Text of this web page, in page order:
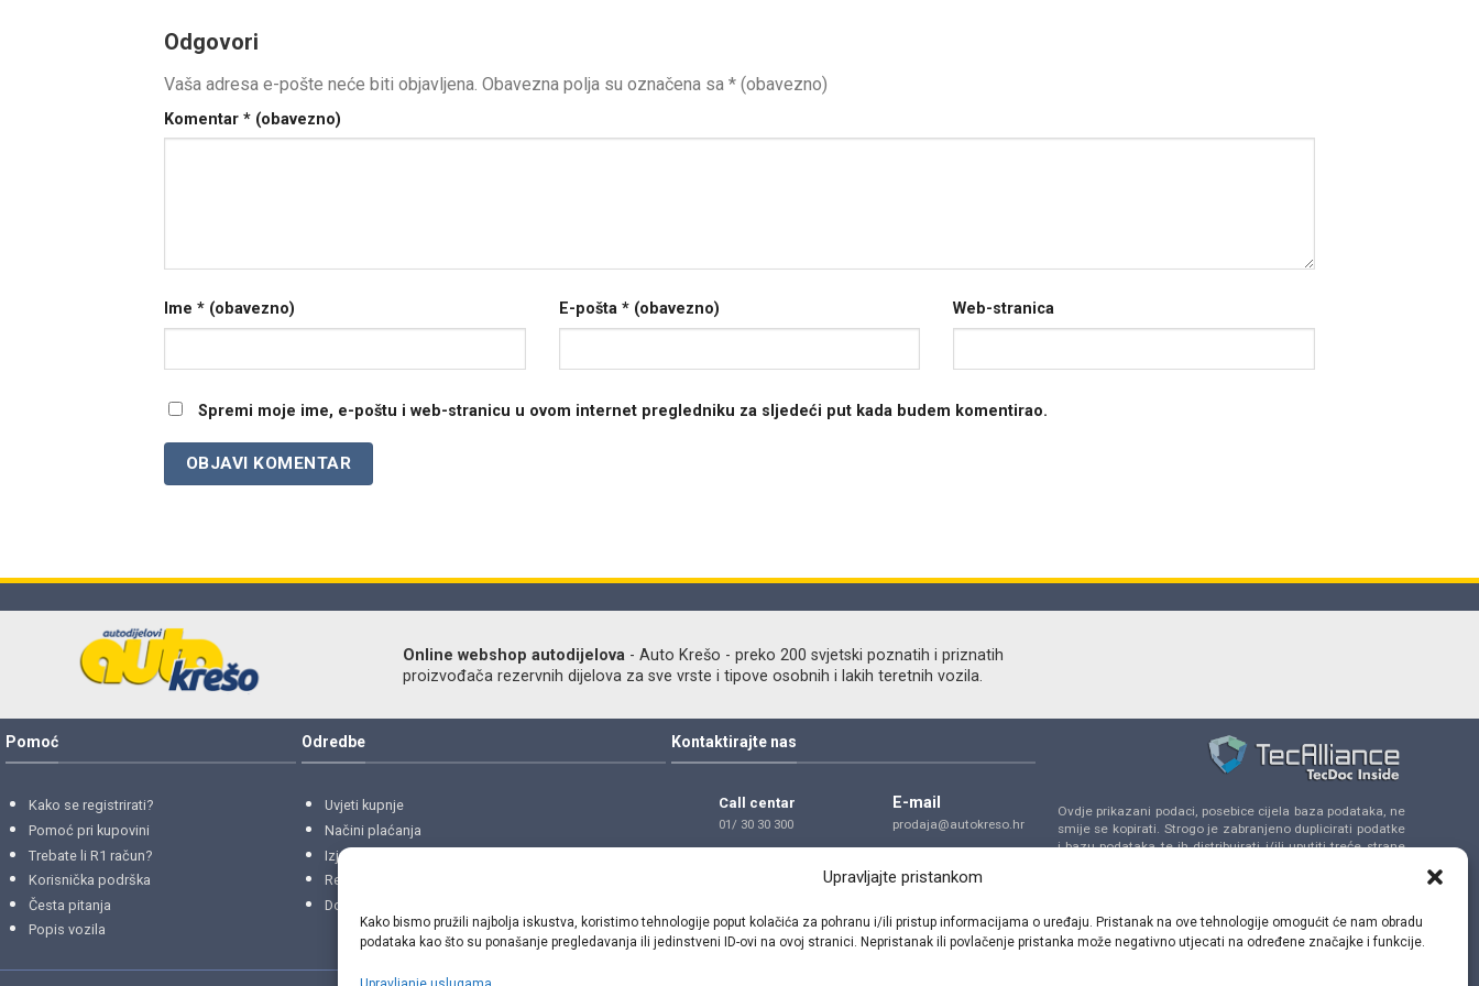
Upravljajte pristankom
Kako bismo pružili najbolja iskustva, koristimo tehnologije poput kolačića za pohranu i/ili pristup informacijama o uređaju. Pristanak na ove tehnologije omogućit će nam obradu
podataka kao što su ponašanje pregledavanja ili jedinstveni ID-ovi na ovoj stranici. Nepristanak ili povlačenje pristanka može negativno utjecati na određene značajke i funkcije.
Odgovori
Vaša adresa e-pošte neće biti objavljena. Obavezna polja su označena sa* (obavezno)
Komentar* (obavezno)
Ime* (obavezno) E-pošta * (obavezno) Web-stranica
Spremi moje ime, e-poštu i web-stranicu u ovom internet pregledniku za sljedeći put kada budem komentirao.
Online webshop autodijelova - Auto Krešo - preko 200 svjetski poznatih i priznatih
proizvođača rezervnih dijelova za sve vrste i tipove osobnih i lakih teretnih vozila.
Pomoć
Kako se registrirati?
Pomoć pri kupovini
Trebate li R1 račun?
Korisnička podrška
Česta pitanja
Popis vozila
Odredbe
Uvjeti kupnje
Načini plaćanja
Izjava o privatnosti
Reklamacije
Dostava i isporuke
Kontaktirajte nas
Call centar
01/ 30 30 300
E-mail
prodaja@autokreso.hr
Dragutina Golika 14,
Zagreb
Ovdje prikazani podaci, posebice cijela baza podataka, ne
smije se kopirati. Strogo je zabranjeno duplicirati podatke
i bazu podataka te ih distribuirati i/ili uputiti treće strane